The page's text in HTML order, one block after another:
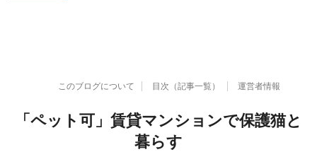
このブログについて 目次（記事一覧） 運営者情報
「ペット可」賃貸マンションで保護猫と
暮らす